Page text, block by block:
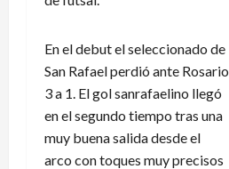
En el debut el seleccionado de
San Rafael perdió ante Rosario
3 a 1. El gol sanrafaelino llegó
en el segundo tiempo tras una
muy buena salida desde el
arco con toques muy precisos